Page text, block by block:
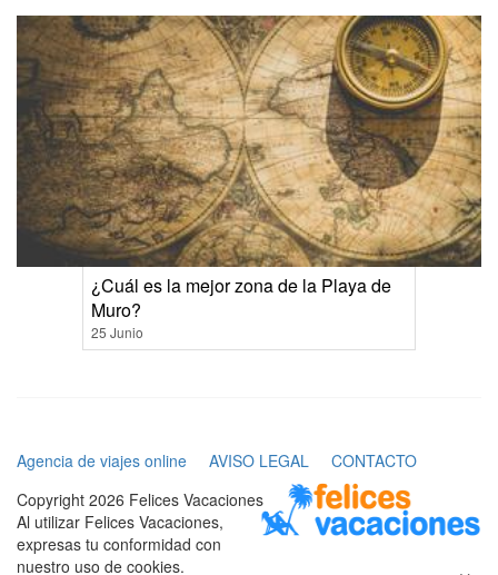
¿Cuál es la mejor zona de la Playa de
Muro?
25 Junio
Agencia de viajes online AVISO LEGAL
CONTACTO
Copyright 2026 Felices Vacaciones
Al utilizar Felices Vacaciones,
expresas tu conformidad con
nuestro uso de cookies.